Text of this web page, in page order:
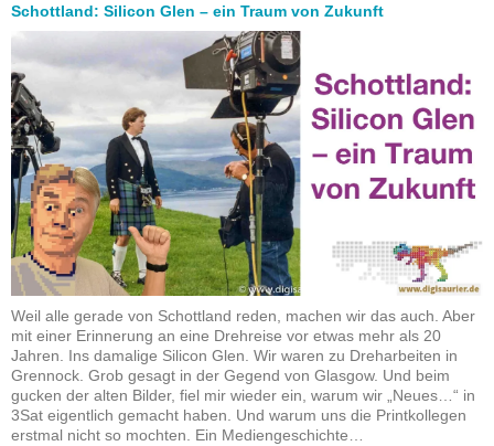
Schottland: Silicon Glen – ein Traum von Zukunft
Weil alle gerade von Schottland reden, machen wir das auch. Aber
mit einer Erinnerung an eine Drehreise vor etwas mehr als 20
Jahren. Ins damalige Silicon Glen. Wir waren zu Dreharbeiten in
Grennock. Grob gesagt in der Gegend von Glasgow. Und beim
gucken der alten Bilder, fiel mir wieder ein, warum wir „Neues…“ in
3Sat eigentlich gemacht haben. Und warum uns die Printkollegen
erstmal nicht so mochten. Ein Mediengeschichte…